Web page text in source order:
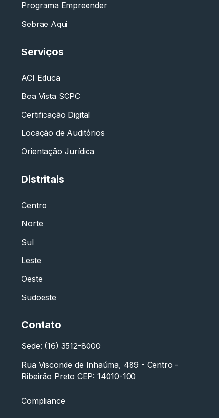
Programa Empreender
Sebrae Aqui
Serviços
ACI Educa
Boa Vista SCPC
Certificação Digital
Locação de Auditórios
Orientação Jurídica
Distritais
Centro
Norte
Sul
Leste
Oeste
Sudoeste
Contato
Sede: (16) 3512-8000
Rua Visconde de Inhaúma, 489 - Centro -
Ribeirão Preto CEP: 14010-100
Compliance